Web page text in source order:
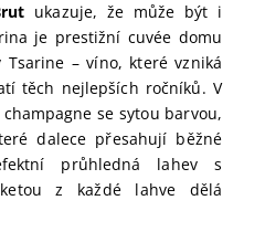
ukazuje, že může být i
je prestižní cuvée domu
Tsarine – víno, které vzniká
těch nejlepších ročníků. V
se sytou barvou,
dalece přesahují běžné
průhledná lahev s
z každé lahve dělá